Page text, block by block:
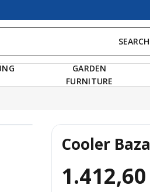
SEARCH
GARDEN
FURNITURE
Cooler
1.412,60